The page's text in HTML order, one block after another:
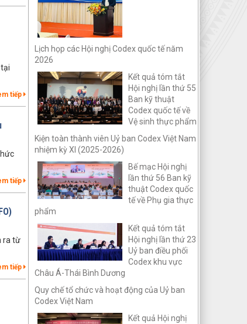
tiếp
tiếp
ra từ
tiếp
Lịch họp các Hội nghị Codex quốc tế năm
2026
Kết quả tóm tắt
Hội nghị lần thứ 55
Ban kỹ thuật
Codex quốc tế về
Vệ sinh thực phẩm
Kiện toàn thành viên Uỷ ban Codex Việt Nam
nhiệm kỳ XI (2025-2026)
Bế mạc Hội nghị
lần thứ 56 Ban kỹ
thuật Codex quốc
tế về Phụ gia thực
phẩm
Kết quả tóm tắt
Hội nghị lần thứ 23
Uỷ ban điều phối
Codex khu vực
Châu Á-Thái Bình Dương
Quy chế tổ chức và hoạt động của Uỷ ban
Codex Việt Nam
Kết quả Hội nghị